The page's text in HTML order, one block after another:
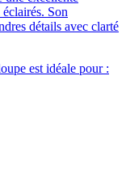
Son
détails avec clarté
est idéale pour :